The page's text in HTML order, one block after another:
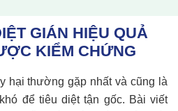
GIÁN HIỆU QUẢ
KIỂM CHỨNG
hại thường gặp nhất và cũng là
để tiêu diệt tận gốc. Bài viết